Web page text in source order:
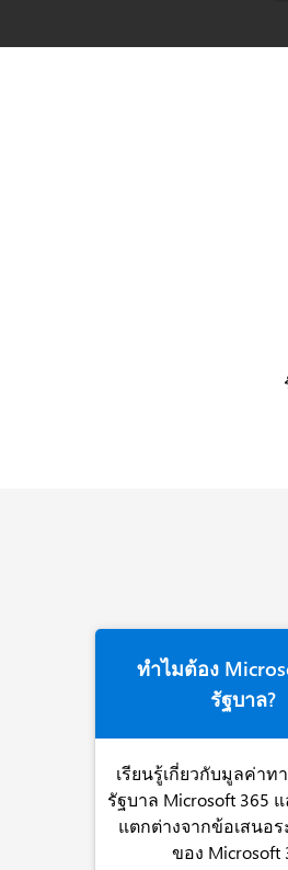
ทำไมต้อง
รัฐบาล?
เรียนรู้เกี่ยวกับมูลค่าท
รัฐบาล Microsoft 365
แตกต่างจากข้อเสนอ
ของ Microsoft